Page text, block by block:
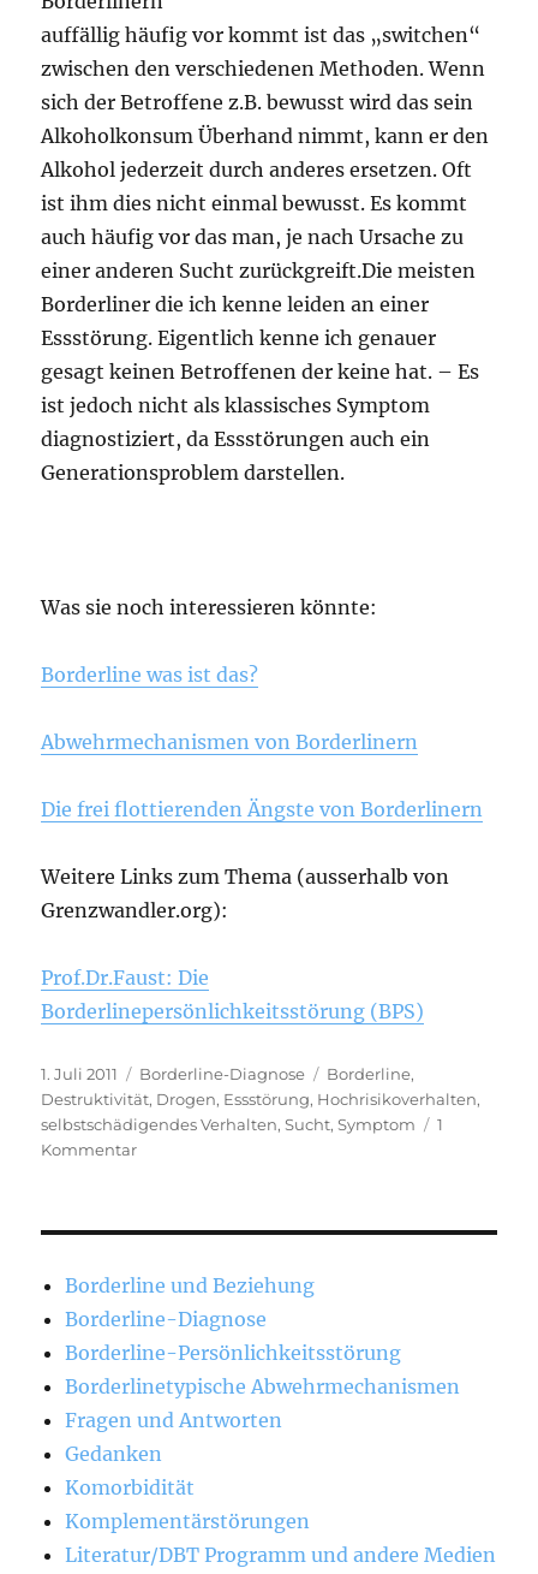
auffällig häufig vor kommt ist das „switchen“
zwischen den verschiedenen Methoden. Wenn
sich der Betroffene z.B. bewusst wird das sein
Alkoholkonsum Überhand nimmt, kann er den
Alkohol jederzeit durch anderes ersetzen. Oft
ist ihm dies nicht einmal bewusst. Es kommt
auch häufig vor das man, je nach Ursache zu
einer anderen Sucht zurückgreift.Die meisten
Borderliner die ich kenne leiden an einer
Essstörung. Eigentlich kenne ich genauer
gesagt keinen Betroffenen der keine hat. – Es
ist jedoch nicht als klassisches Symptom
diagnostiziert, da Essstörungen auch ein
Generationsproblem darstellen.
Was sie noch interessieren könnte:
Borderline was ist das?
Abwehrmechanismen von Borderlinern
Die frei flottierenden Ängste von Borderlinern
Weitere Links zum Thema (ausserhalb von
Grenzwandler.org):
Prof.Dr.Faust: Die
Borderlinepersönlichkeitsstörung (BPS)
Veröffentlicht
am
1. Juli 2011 Kategorien
Borderline-Diagnose Schlagwörter
Borderline,
Destruktivität, Drogen, Essstörung, Hochrisikoverhalten,
selbstschädigendes Verhalten,Sucht,Symptom
1
Kommentarzu
Borderline und Beziehung
Borderline-Diagnose
Borderline-Persönlichkeitsstörung
Borderlinetypische Abwehrmechanismen
Fragen und Antworten
Gedanken
Komorbidität
Komplementärstörungen
Literatur/DBT Programm und andere Medien